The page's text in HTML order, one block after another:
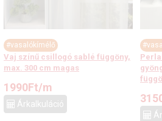
#vasalókímélő
Vaj színű csillogó sablé függöny,
max. 300 cm magas
1990Ft/m
Árkalkuláció